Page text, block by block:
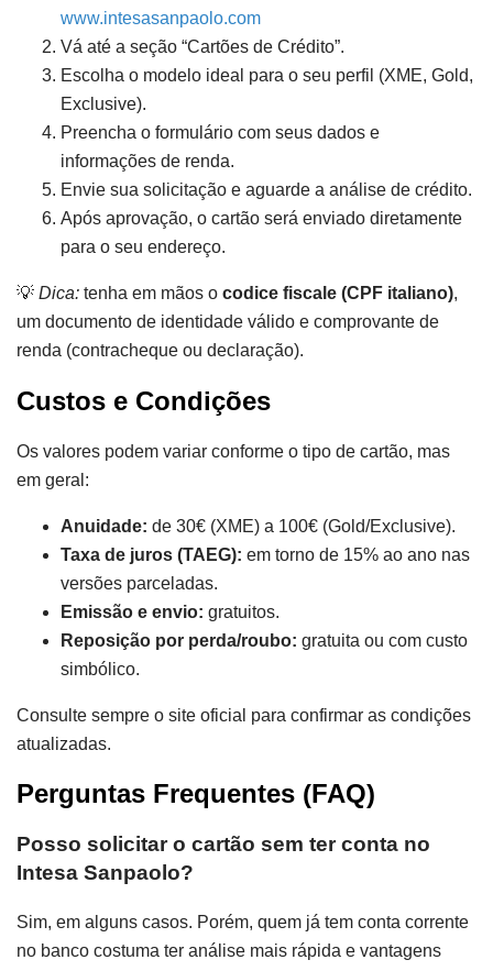
www.intesasanpaolo.com
Vá até a seção “Cartões de Crédito”.
Escolha o modelo ideal para o seu perfil (XME, Gold,
Exclusive).
Preencha o formulário com seus dados e
informações de renda.
Envie sua solicitação e aguarde a análise de crédito.
Após aprovação, o cartão será enviado diretamente
para o seu endereço.
💡 Dica: tenha em mãos o codice fiscale (CPF italiano),
um documento de identidade válido e comprovante de
renda (contracheque ou declaração).
Custos e Condições
Os valores podem variar conforme o tipo de cartão, mas
em geral:
Anuidade: de 30€ (XME) a 100€ (Gold/Exclusive).
Taxa de juros (TAEG): em torno de 15% ao ano nas
versões parceladas.
Emissão e envio: gratuitos.
Reposição por perda/roubo: gratuita ou com custo
simbólico.
Consulte sempre o site oficial para confirmar as condições
atualizadas.
Perguntas Frequentes (FAQ)
Posso solicitar o cartão sem ter conta no
Intesa Sanpaolo?
Sim, em alguns casos. Porém, quem já tem conta corrente
no banco costuma ter análise mais rápida e vantagens